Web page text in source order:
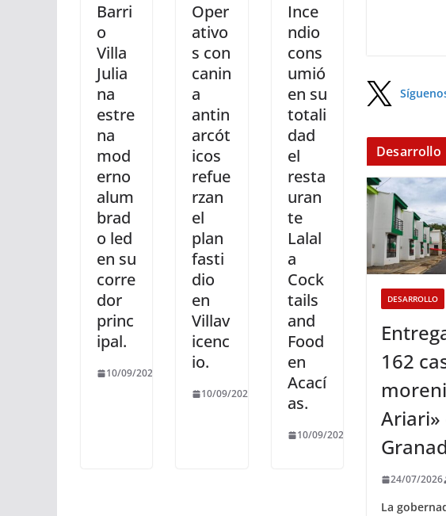
Barri
o
Villa
Julia
na
estre
na
mod
erno
alum
brad
o led
en su
corre
dor
princ
ipal.
10/09/2025
Oper
ativo
s con
canin
a
antin
arcót
icos
refue
rzan
el
plan
fasti
dio
en
Villav
icenc
io.
10/09/2025
Ince
ndio
cons
umió
en su
totali
dad
el
resta
uran
te
Lalal
a
Cock
tails
and
Food
en
Acací
as.
10/09/2025
Desarrollo
DESARROLLO
162
Ariari»
24/07/2026
La